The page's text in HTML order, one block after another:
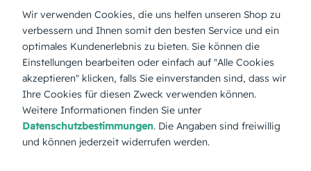
Menge:
Stückpreis: 0,69 €
Gesamtpreis: 17,25 € Inkl. MwSt. zzgl. Versand
Wir verwenden Cookies, die uns helfen unseren Shop zu
verbessern und Ihnen somit den besten Service und ein
optimales Kundenerlebnis zu bieten. Sie können die
Einstellungen bearbeiten oder einfach auf "Alle Cookies
akzeptieren" klicken, falls Sie einverstanden sind, dass wir
Ihre Cookies für diesen Zweck verwenden können.
Weitere Informationen finden Sie unter
Datenschutzbestimmungen. Die Angaben sind freiwillig
und können jederzeit widerrufen werden.